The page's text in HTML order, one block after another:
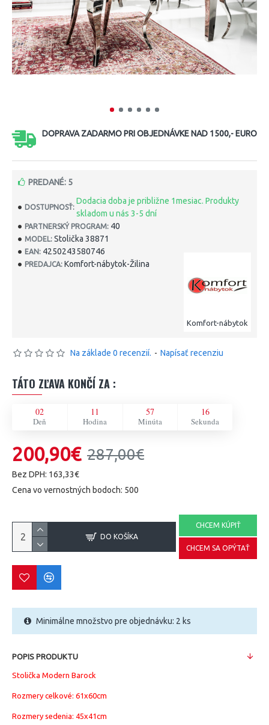
DOPRAVA ZADARMO PRI OBJEDNÁVKE NAD 1500,- EURO
DOSTUPNOSŤ:
Dodacia doba je približne 1mesiac. Produkty
skladom u nás 3-5 dní
PARTNERSKÝ PROGRAM: 40
MODEL: Stolička 38871
EAN: 4250243580746
PREDAJCA: Komfort-nábytok-Žilina
Komfort-nábytok
PREDANÉ: 5
Na základe 0 recenzií. - Napísať recenziu
TÁTO ZĽAVA KONČÍ ZA :
02
Deň
11
Hodina
57
Minúta
15
Sekunda
200,90€ 287,00€
Bez DPH: 163,33€
Cena vo vernostných bodoch: 500
DO KOŠÍKA
CHCEM KÚPIŤ
CHCEM SA OPÝTAŤ
Minimálne množstvo pre objednávku: 2 ks
POPIS PRODUKTU
Stolička Modern Barock
Rozmery celkové: 61x60cm
Rozmery sedenia: 45x41cm